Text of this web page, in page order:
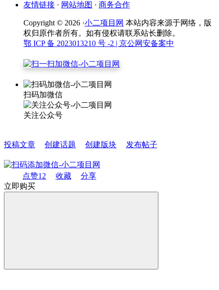
友情链接 · 网站地图 · 商务合作
Copyright © 2026 ·小二项目网 本站内容来源于网络，版
权归原作者所有。如有侵权请联系站长删除。
鄂 ICP 备 2023013210 号 -2 | 京公网安备案中
扫码加微信
关注公众号
投稿文章 创建话题 创建版块 发布帖子
点赞12 收藏
分享
立即购买